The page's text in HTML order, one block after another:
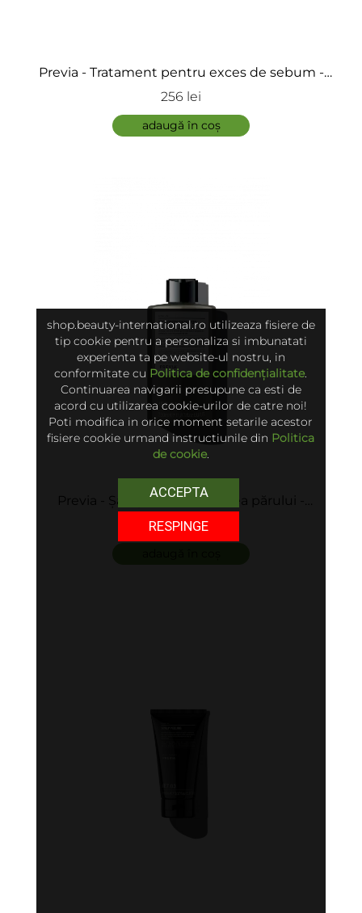
Previa - Tratament pentru exces de sebum -
Rebalancing Treatment
256 lei
adaugă în coș
Previa - Șampon anti-căderea părului -
Regrowth Shampoo
185 lei
shop.beauty-international.ro utilizeaza fisiere de
tip cookie pentru a personaliza si imbunatati
experienta ta pe website-ul nostru, in
conformitate cu Politica de confidențialitate.
Continuarea navigarii presupune ca esti de
acord cu utilizarea cookie-urilor de catre noi!
Poti modifica in orice moment setarile acestor
fisiere cookie urmand instructiunile din Politica
de cookie.
ACCEPTA
RESPINGE